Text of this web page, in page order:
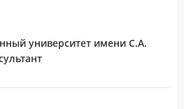
университет имени С.А.